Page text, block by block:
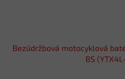
Bezúdržbová motocyklová
BS